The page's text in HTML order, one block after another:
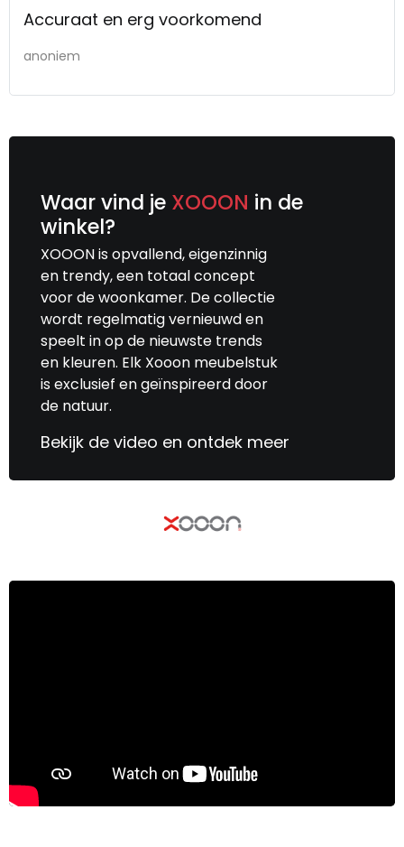
Accuraat en erg voorkomend
anoniem
Waar vind je XOOON in de
winkel?
XOOON is opvallend, eigenzinnig
en trendy, een totaal concept
voor de woonkamer. De collectie
wordt regelmatig vernieuwd en
speelt in op de nieuwste trends
en kleuren. Elk Xooon meubelstuk
is exclusief en geïnspireerd door
de natuur.
Bekijk de video en ontdek meer